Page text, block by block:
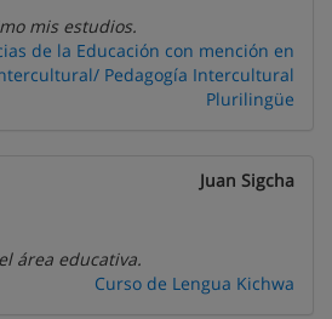
mis estudios.
de la Educación con mención en
Pedagogía Intercultural
Plurilingüe
Juan Sigcha
área educativa.
Curso de Lengua Kichwa